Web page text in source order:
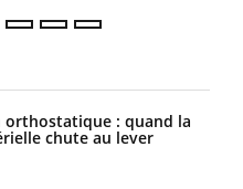
orthostatique : quand la
chute au lever